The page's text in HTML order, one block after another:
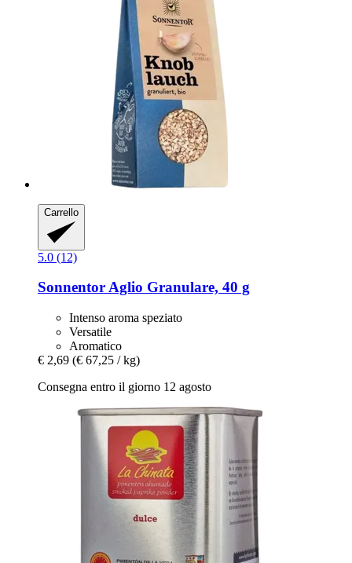
Carrello
5.0 (12)
SonnentorAglio Granulare, 40 g
Intenso aroma speziato
Versatile
Aromatico
€ 2,69 (€ 67,25 / kg)
Consegna entro il giorno 12 agosto